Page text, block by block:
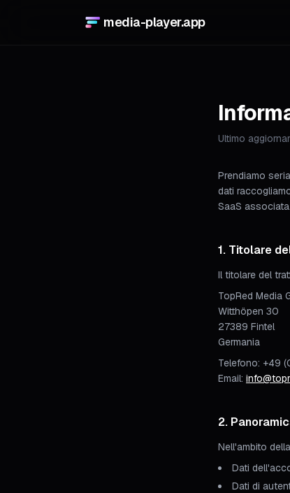
media-player.app
Ultimo
Prendiamo
dati
SaaS associata.
1. Titolare
Il titolare del
TopRed Media
Witthöpen 30
27389 Fintel
Germania
Telefono: +49
Email:
2.
Nell'ambito
Dati
Dati di